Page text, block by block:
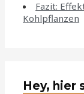
Fazit:
Kohlpflanzen
Hey, hier